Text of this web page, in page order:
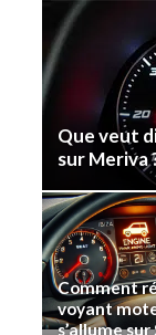
Que veut
sur Meriva
Comment
voyant
s’allume